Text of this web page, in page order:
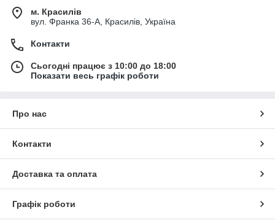
м. Красилів
вул. Франка 36-А, Красилів, Україна
Контакти
Сьогодні працює з 10:00 до 18:00
Показати весь графік роботи
Про нас
Контакти
Доставка та оплата
Графік роботи